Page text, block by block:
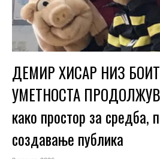
ДЕМИР ХИСАР НИЗ
УМЕТНОСТА
како простор за средба,
создавање публика